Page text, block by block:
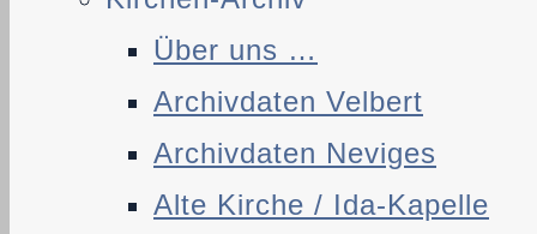
Über uns …
Archivdaten Velbert
Archivdaten Neviges
Alte Kirche / Ida-Kapelle